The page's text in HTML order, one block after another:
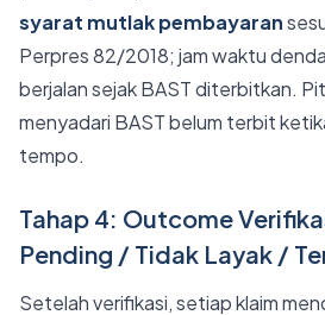
syarat mutlak pembayaran
Perpres 82/2018; jam waktu
berjalan sejak BAST diterbitkan.
menyadari BAST belum terbit
tempo.
Tahap 4: Outcome
Pending / Tidak Layak /
Setelah verifikasi, setiap klaim